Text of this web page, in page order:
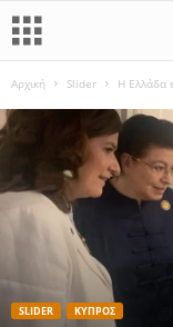
Αρχική Slider Η Ελλάδα
SLIDER ΚΥΠΡΟΣ